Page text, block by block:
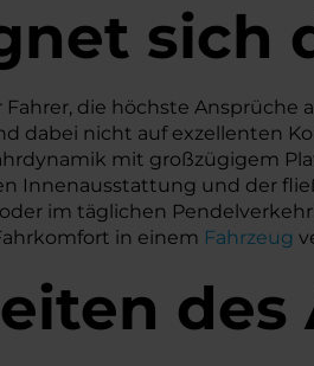
sich
die höchste
dabei nicht auf exzellenten
mit großzügigem
Innenausstattung und der
im täglichen
in einem Fahrzeug
des